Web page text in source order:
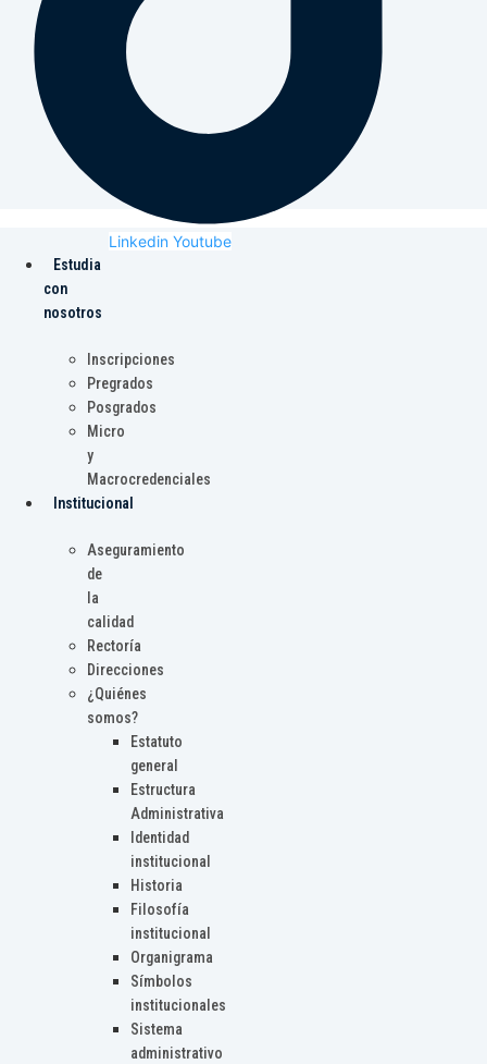
Linkedin Youtube
Estudia
con
nosotros
Inscripciones
Pregrados
Posgrados
Micro
y
Macrocredenciales
Institucional
Aseguramiento
de
la
calidad
Rectoría
Direcciones
¿Quiénes
somos?
Estatuto
general
Estructura
Administrativa
Identidad
institucional
Historia
Filosofía
institucional
Organigrama
Símbolos
institucionales
Sistema
administrativo